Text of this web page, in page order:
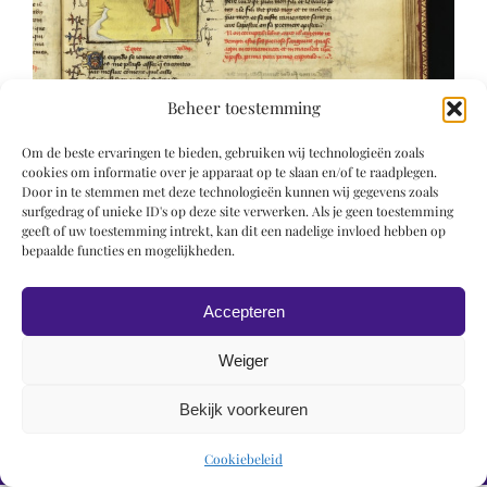
Beheer toestemming
Om de beste ervaringen te bieden, gebruiken wij technologieën zoals
cookies om informatie over je apparaat op te slaan en/of te raadplegen.
Door in te stemmen met deze technologieën kunnen wij gegevens zoals
surfgedrag of unieke ID's op deze site verwerken. Als je geen toestemming
geeft of uw toestemming intrekt, kan dit een nadelige invloed hebben op
bepaalde functies en mogelijkheden.
Accepteren
Weiger
Bekijk voorkeuren
Cookiebeleid
© 2019 Roel Wiechers | Powered by